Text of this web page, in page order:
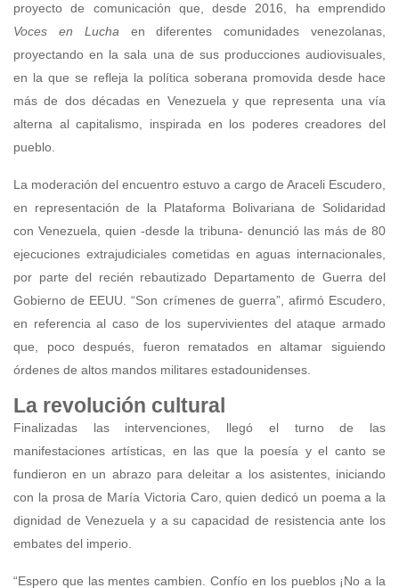
proyecto de comunicación que, desde 2016, ha emprendido
Voces en Lucha en diferentes comunidades venezolanas,
proyectando en la sala una de sus producciones audiovisuales,
en la que se refleja la política soberana promovida desde hace
más de dos décadas en Venezuela y que representa una vía
alterna al capitalismo, inspirada en los poderes creadores del
pueblo.
La moderación del encuentro estuvo a cargo de Araceli Escudero,
en representación de la Plataforma Bolivariana de Solidaridad
con Venezuela, quien -desde la tribuna- denunció las más de 80
ejecuciones extrajudiciales cometidas en aguas internacionales,
por parte del recién rebautizado Departamento de Guerra del
Gobierno de EEUU. “Son crímenes de guerra”, afirmó Escudero,
en referencia al caso de los supervivientes del ataque armado
que, poco después, fueron rematados en altamar siguiendo
órdenes de altos mandos militares estadounidenses.
La revolución cultural
Finalizadas las intervenciones, llegó el turno de las
manifestaciones artísticas, en las que la poesía y el canto se
fundieron en un abrazo para deleitar a los asistentes, iniciando
con la prosa de María Victoria Caro, quien dedicó un poema a la
dignidad de Venezuela y a su capacidad de resistencia ante los
embates del imperio.
“Espero que las mentes cambien. Confío en los pueblos ¡No a la